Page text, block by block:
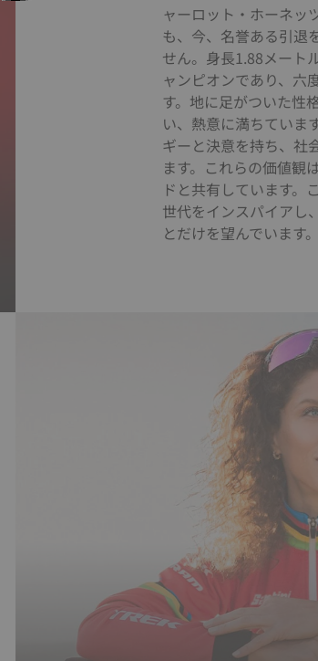
ャーロット・ホーネッ
も、今、名誉ある引退
せん。身長1.88メート
ャンピオンであり、六
す。地に足がついた性
い、熱意に満ちていま
ギーと決意を持ち、社
ます。これらの価値観
ドと共有しています。
世代をインスパイアし
とだけを望んでいます。